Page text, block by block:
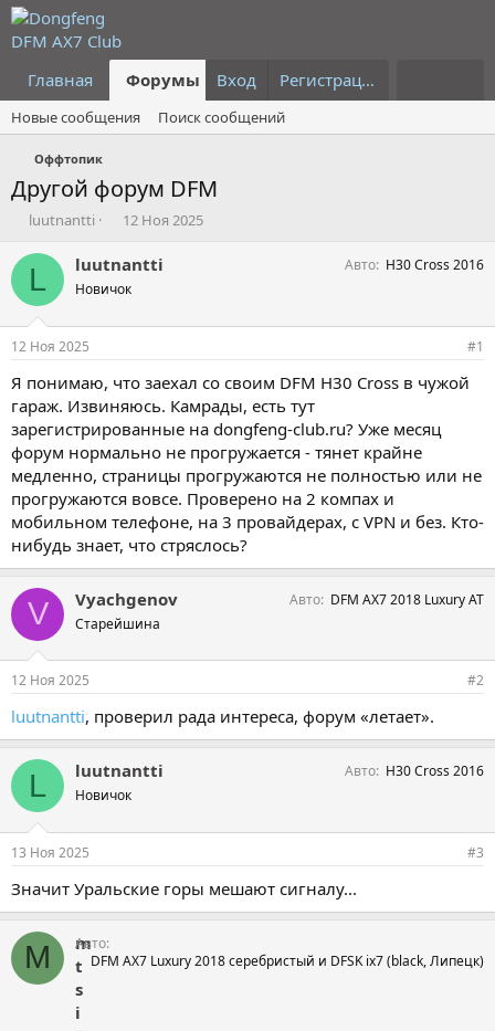
Главная Форумы Что нового?
Вход Регистрация
Новые сообщения Поиск сообщений
Оффтопик
Другой форум DFM
А
т
т
е
м
ы
luutnantti
Д
т
н
а
л
12 Ноя 2025
L luutnantti
Новичок
Авто H30 Cross 2016
12 Ноя 2025 #1
Я понимаю, что заехал со своим DFM H30 Cross в чужой
гараж. Извиняюсь. Камрады, есть тут
зарегистрированные на dongfeng-club.ru? Уже месяц
форум нормально не прогружается - тянет крайне
медленно, страницы прогружаются не полностью или не
прогружаются вовсе. Проверено на 2 компах и
мобильном телефоне, на 3 провайдерах, с VPN и без. Кто-
нибудь знает, что стряслось?
V Vyachgenov
Старейшина
Авто DFM AX7 2018 Luxury AT
12 Ноя 2025 #2
luutnantti, проверил рада интереса, форум «летает».
L luutnantti
Новичок
Авто H30 Cross 2016
13 Ноя 2025 #3
Значит Уральские горы мешают сигналу...
M
m
t
s
i
Авто
DFM AX7 Luxury 2018 серебристый и DFSK ix7 (black, Липецк)